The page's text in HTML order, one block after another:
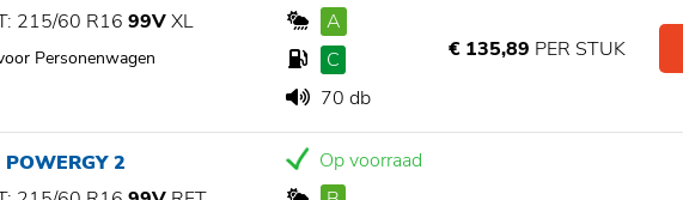
215/60 R1699VXL
Personenwagen
A
C
70 db
€ 135,89 PER STUK
POWERGY 2
Op voorraad